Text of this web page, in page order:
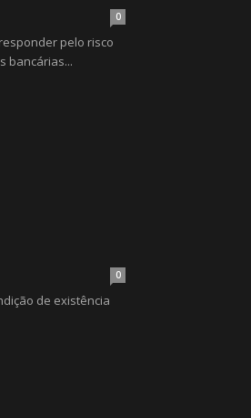
0
pelo risco
bancárias...
0
de existência